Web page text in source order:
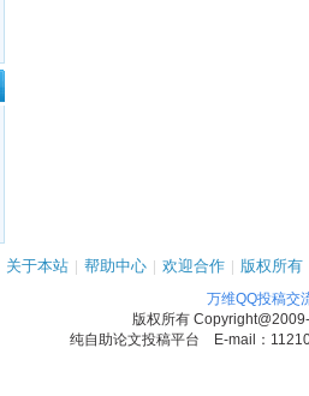
关于本站 | 帮助中心 | 欢迎合作 | 版权所有
万维QQ投稿交
版权所有
纯自助论文投稿平台 E-mail：